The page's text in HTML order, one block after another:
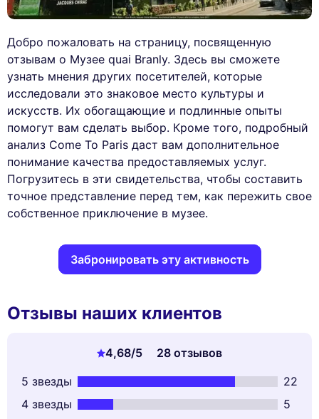
Добро пожаловать на страницу, посвященную
отзывам о Музее quai Branly. Здесь вы сможете
узнать мнения других посетителей, которые
исследовали это знаковое место культуры и
искусств. Их обогащающие и подлинные опыты
помогут вам сделать выбор. Кроме того, подробный
анализ Come To Paris даст вам дополнительное
понимание качества предоставляемых услуг.
Погрузитесь в эти свидетельства, чтобы составить
точное представление перед тем, как пережить свое
собственное приключение в музее.
Забронировать эту активность
Отзывы наших клиентов
4,68/5
28 отзывов
5 звезды
22
4 звезды
5